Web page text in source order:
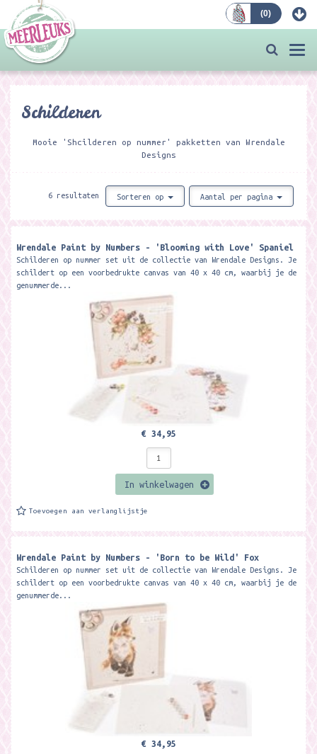
(0)
Schilderen
Mooie 'Shcilderen op nummer' pakketten van Wrendale
Designs
6 resultaten Sorteren op Aantal per pagina
Wrendale Paint by Numbers - 'Blooming with Love' Spaniel
Schilderen op nummer set uit de collectie van Wrendale Designs. Je
schildert op een voorbedrukte canvas van 40 x 40 cm, waarbij je de
genummerde...
€ 34,95
In winkelwagen
Toevoegen aan verlanglijstje
Wrendale Paint by Numbers - 'Born to be Wild' Fox
Schilderen op nummer set uit de collectie van Wrendale Designs. Je
schildert op een voorbedrukte canvas van 40 x 40 cm, waarbij je de
genummerde...
€ 34,95